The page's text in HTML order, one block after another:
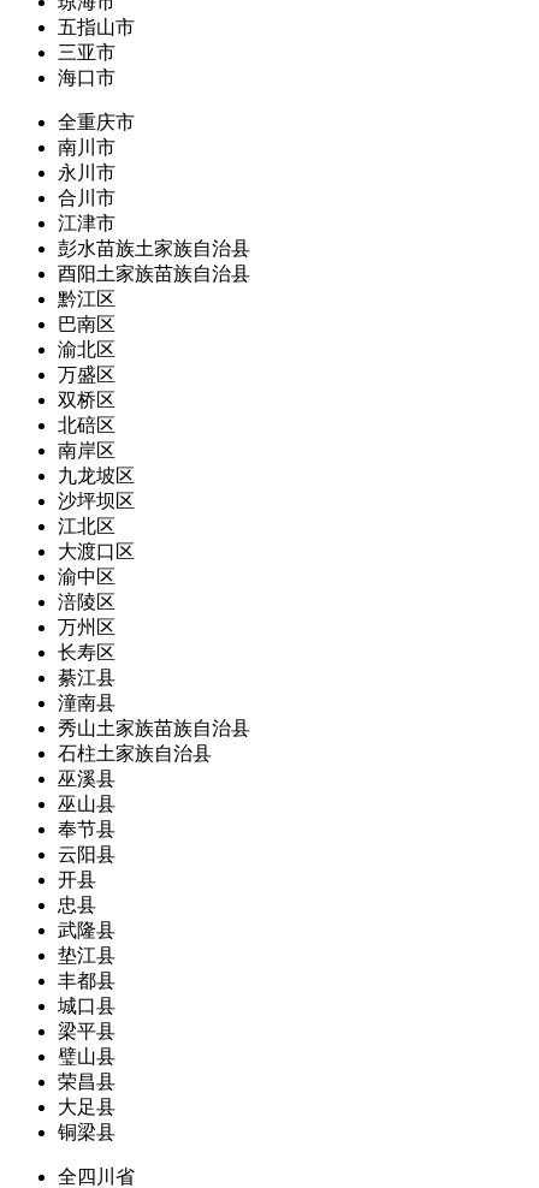
五指山市
三亚市
海口市
全重庆市
南川市
永川市
合川市
江津市
彭水苗族土家族自治县
酉阳土家族苗族自治县
黔江区
巴南区
渝北区
万盛区
双桥区
北碚区
南岸区
九龙坡区
沙坪坝区
江北区
大渡口区
渝中区
涪陵区
万州区
长寿区
綦江县
潼南县
秀山土家族苗族自治县
石柱土家族自治县
巫溪县
巫山县
奉节县
云阳县
开县
忠县
武隆县
垫江县
丰都县
城口县
梁平县
璧山县
荣昌县
大足县
铜梁县
全四川省